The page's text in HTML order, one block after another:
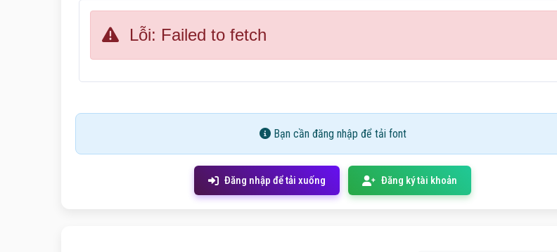
Lỗi: Failed to fetch
Bạn cần đăng nhập để tải font
Đăng nhập để tải xuống Đăng ký tài khoản